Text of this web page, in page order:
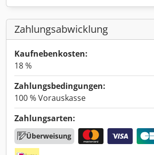
Zahlungsabwicklung
Kaufnebenkosten:
18 %
Zahlungsbedingungen:
100 % Vorauskasse
Zahlungsarten:
Überweisung